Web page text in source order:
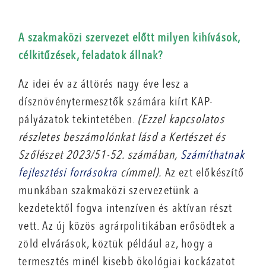
A szakmaközi szervezet előtt milyen kihívások,
célkitűzések, feladatok állnak?
Az idei év az áttörés nagy éve lesz a
dísznövénytermesztők számára kiírt KAP-
pályázatok tekintetében. (Ezzel kapcsolatos
részletes beszámolónkat lásd a Kertészet és
Szőlészet 2023/51-52. számában, Számíthatnak
fejlesztési forrásokra címmel). Az ezt előkészítő
munkában szakmaközi szervezetünk a
kezdetektől fogva intenzíven és aktívan részt
vett. Az új közös agrárpolitikában erősödtek a
zöld elvárások, köztük például az, hogy a
termesztés minél kisebb ökológiai kockázatot